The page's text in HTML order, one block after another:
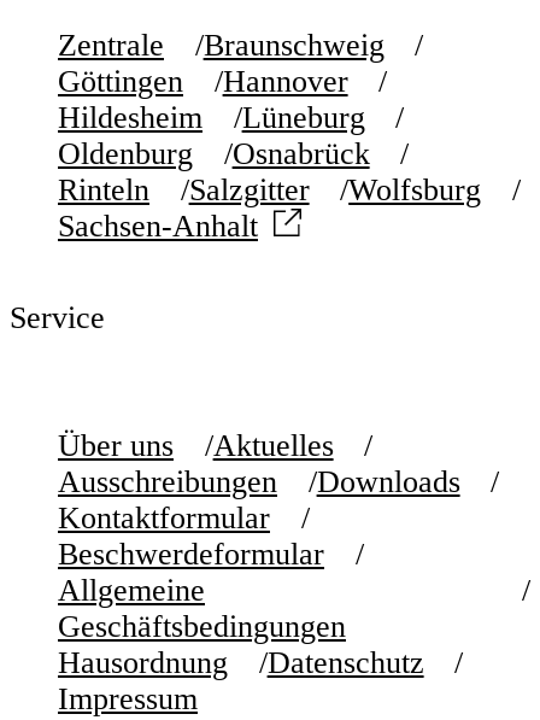
Zentrale
Braunschweig
Göttingen
Hannover
Hildesheim
Lüneburg
Oldenburg
Osnabrück
Rinteln
Salzgitter
Wolfsburg
Sachsen-Anhalt
Service
Über uns
Aktuelles
Ausschreibungen
Downloads
Kontaktformular
Beschwerdeformular
Allgemeine
Geschäftsbedingungen
Hausordnung
Datenschutz
Impressum